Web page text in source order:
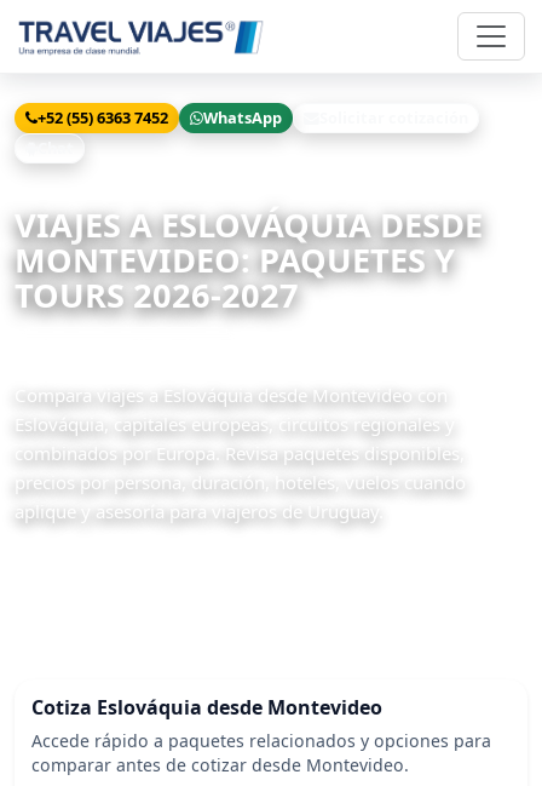
+52 (55) 6363 7452 WhatsApp
VIAJES A ESLOVÁQUIA DESDE
MONTEVIDEO: PAQUETES Y
TOURS 2026-2027
Compara viajes a Eslováquia desde Montevideo con
Eslováquia, capitales europeas, circuitos regionales y
combinados por Europa. Revisa paquetes disponibles,
precios por persona, duración, hoteles, vuelos cuando
aplique y asesoría para viajeros de Uruguay.
Cotiza Eslováquia desde Montevideo
Accede rápido a paquetes relacionados y opciones para
comparar antes de cotizar desde Montevideo.